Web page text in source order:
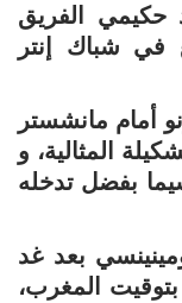
حكيمي الفريق
في شباك إنتر
أمام مانشستر
المثالية، و
تقييم (8,9)، لا سيما بفضل تدخله
بعد غد
المغرب،